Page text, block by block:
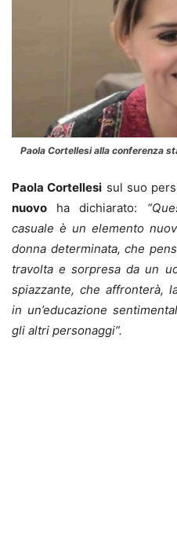
Paola Cortellesi alla conferenza
Paola Cortellesi sul suo
nuovo ha dichiarato:
casuale è un elemento
donna determinata, che
travolta e sorpresa da un
spiazzante, che affronterà,
in un’educazione
gli altri personaggi”.